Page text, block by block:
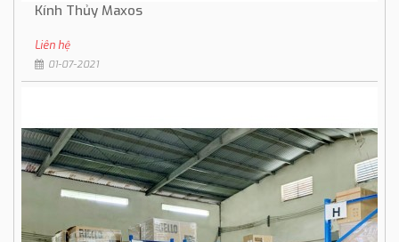
Kính Thủy Maxos
Liên hệ
01-07-2021